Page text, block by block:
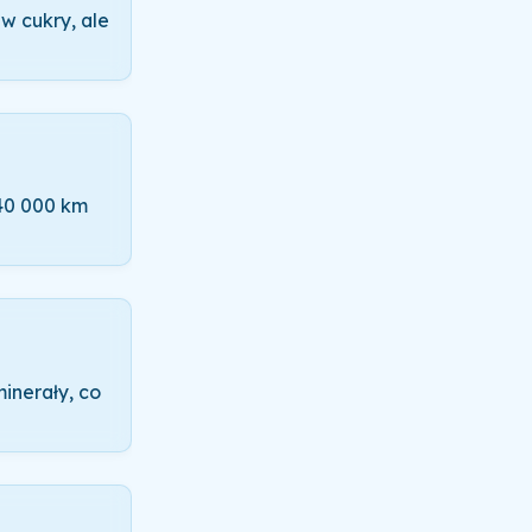
cukry, ale
000 km
co